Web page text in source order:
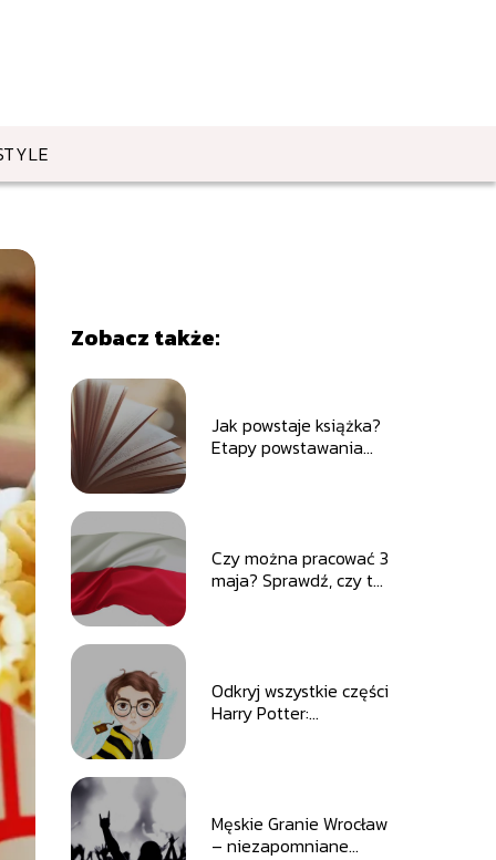
Zobacz także:
Jak powstaje książka?
Etapy powstawania
Czy można pracować 3
maja? Sprawdź, czy to
Odkryj wszystkie części
Harry Potter:
Męskie Granie Wrocław
– niezapomniane